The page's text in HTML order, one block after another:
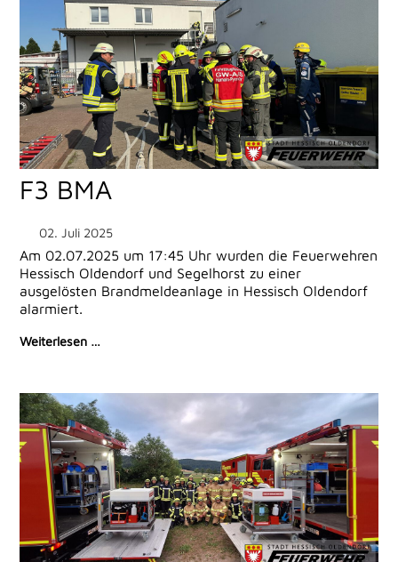
F3 BMA
02. Juli 2025
Am 02.07.2025 um 17:45 Uhr wurden die Feuerwehren
Hessisch Oldendorf und Segelhorst zu einer
ausgelösten Brandmeldeanlage in Hessisch Oldendorf
alarmiert.
Weiterlesen …